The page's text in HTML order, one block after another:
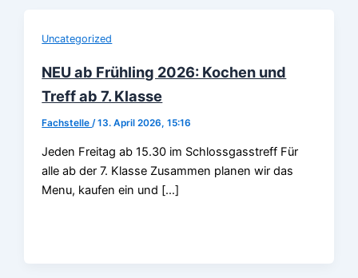
Uncategorized
NEU ab Frühling 2026: Kochen und
Treff ab 7. Klasse
Fachstelle/13. April 2026, 15:16
Jeden Freitag ab 15.30 im Schlossgasstreff Für
alle ab der 7. Klasse Zusammen planen wir das
Menu, kaufen ein und […]